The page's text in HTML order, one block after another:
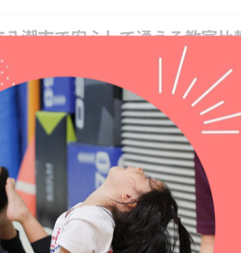
潮市で安心して通える教室比
断ポイント
う最新選び方ガイド